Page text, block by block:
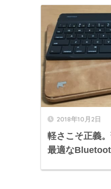
2018年10月2日
軽さこそ正義
最適な